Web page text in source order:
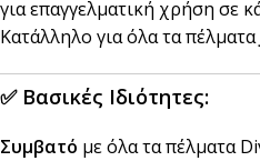
για επαγγελματική χρήση σε
Κατάλληλο για όλα τα πέλματα
✅ Βασικές Ιδιότητες:
Συμβατό με όλα τα πέλματα